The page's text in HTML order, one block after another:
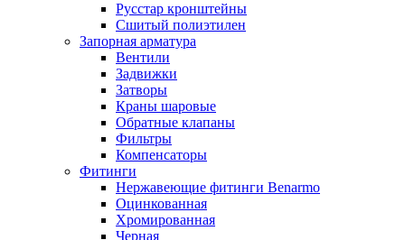
Русстар кронштейны
Сшитый полиэтилен
Запорная арматура
Вентили
Задвижки
Затворы
Краны шаровые
Обратные клапаны
Фильтры
Компенсаторы
Фитинги
Нержавеющие фитинги Benarmo
Оцинкованная
Хромированная
Черная